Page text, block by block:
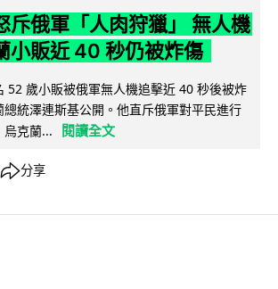
斥俄軍「人肉狩獵」 無人機
小販近 40 秒仍被炸傷
52 歲小販被俄軍無人機追擊近 40 秒後被炸
統澤連斯基公開。他直斥俄軍對平民進行
烏克蘭...
閱讀全文
分享